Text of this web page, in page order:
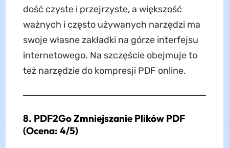
dość czyste i przejrzyste, a większość
ważnych i często używanych narzędzi ma
swoje własne zakładki na górze interfejsu
internetowego. Na szczęście obejmuje to
też narzędzie do kompresji PDF online.
8. PDF2Go Zmniejszanie Plików PDF
(Ocena: 4/5)